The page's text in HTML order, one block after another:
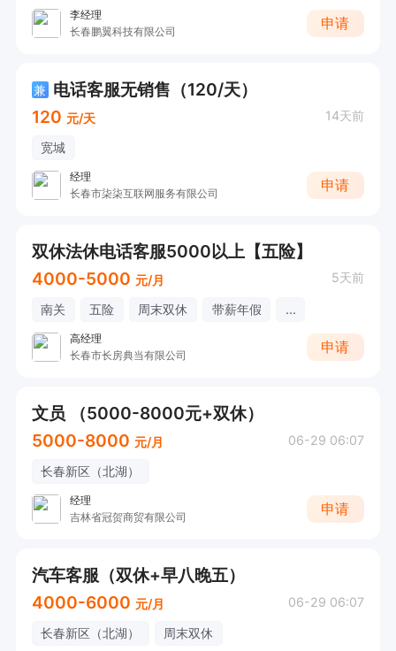
李经理
长春鹏翼科技有限公司
申请
兼 电话客服无销售（120/天）
120 元/天 14天前
宽城
经理
长春市柒柒互联网服务有限公司
申请
双休法休电话客服5000以上【五险】
4000-5000 元/月 5天前
南关 五险 周末双休 带薪年假 ...
高经理
长春市长房典当有限公司
申请
文员 （5000-8000元+双休）
5000-8000 元/月 06-29 06:07
长春新区（北湖）
经理
吉林省冠贺商贸有限公司
申请
汽车客服（双休+早八晚五）
4000-6000 元/月 06-29 06:07
长春新区（北湖） 周末双休